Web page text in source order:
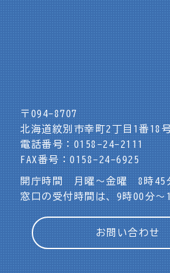
〒094-8707
北海道紋別市幸町2丁目1番18
電話番号：0158-24-2111
FAX番号：0158-24-6925
開庁時間 月曜～金曜 8時45
窓口の受付時間は、9時00分～
お問い合わせ